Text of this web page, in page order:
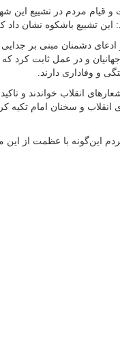
قیام مردم در تشییع این
این تشییع باشکوه نشان
ادعای دشمنان مبنی بر
جهانیان و در عمل ثابت
و وفاداری دارند.
انقلاب خواندند و
انقلاب و سخنان امام تکیه
این‌گونه با عظمت از